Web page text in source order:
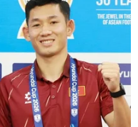
COVID-19 tại Seoul, Hàn
TTXVN)
cách xã hội ngoại
trong tuần tới,
hức trở lại cuộc
COVID-19 bùng